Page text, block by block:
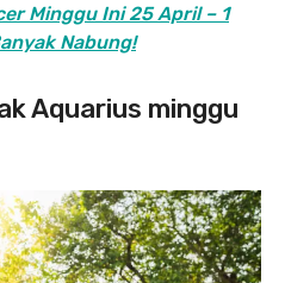
Minggu Ini 25 April – 1
Nabung!
Aquarius minggu